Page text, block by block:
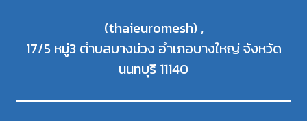
(thaieuromesh) ,
17/5 หมู่3 ตำบลบางม่วง อำเภอบางใหญ่ จังหวัด
นนทบุรี 11140